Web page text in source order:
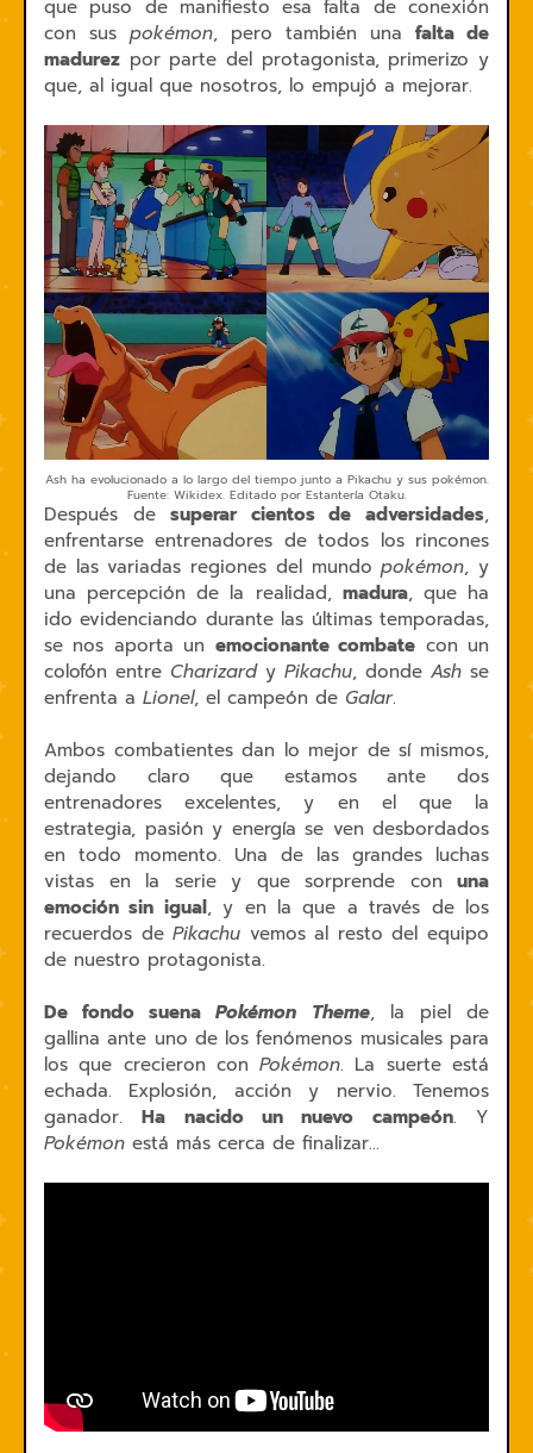
que puso de manifiesto esa falta de conexión
con sus pokémon, pero también una falta de
madurez por parte del protagonista, primerizo y
que, al igual que nosotros, lo empujó a mejorar.
Ash ha evolucionado a lo largo del tiempo junto a Pikachu y sus pokémon.
Fuente: Wikidex. Editado por Estantería Otaku.
Después desuperar cientos de adversidades,
enfrentarse entrenadores de todos los rincones
de las variadas regiones del mundopokémon, y
una percepción de la realidad, madura, que ha
ido evidenciando durante las últimas temporadas,
se nos aporta un emocionante combate con un
colofón entre Charizard y Pikachu, donde Ash se
enfrenta a Lionel, el campeón de Galar.
Ambos combatientes dan lo mejor de sí mismos,
dejando claro que estamos ante dos
entrenadores excelentes, y en el que la
estrategia, pasión y energía se ven desbordados
en todo momento. Una de las grandes luchas
vistas en la serie y que sorprende con una
emoción sin igual, y en la que a través de los
recuerdos dePikachu vemos al resto del equipo
de nuestro protagonista.
De fondo suenaPokémon Theme, la piel de
gallina ante uno de los fenómenos musicales para
los que crecieron conPokémon. La suerte está
echada. Explosión, acción y nervio. Tenemos
ganador.Ha nacido un nuevo campeón. Y
Pokémon está más cerca de finalizar...